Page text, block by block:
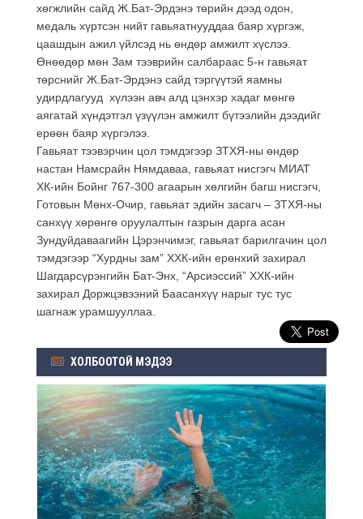
хөгжлийн сайд Ж.Бат-Эрдэнэ төрийн дээд одон,
медаль хүртсэн нийт гавьяатнууддаа баяр хүргэж,
цаашдын ажил үйлсэд нь өндөр амжилт хүслээ.
Өнөөдөр мөн Зам тээврийн салбараас 5-н гавьяат
төрснийг Ж.Бат-Эрдэнэ сайд тэргүүтэй яамны
удирдлагууд хүлээн авч алд цэнхэр хадаг мөнгө
аягатай хүндэтгэл үзүүлэн амжилт бүтээлийн дээдийг
ерөөн баяр хүргэлээ.
Гавьяат тээвэрчин цол тэмдэгээр ЗТХЯ-ны өндөр
настан Намсрайн Нямдаваа, гавьяат нисгэгч МИАТ
ХК-ийн Бойнг 767-300 агаарын хөлгийн багш нисгэгч,
Готовын Мөнх-Очир, гавьяат эдийн засагч – ЗТХЯ-ны
санхүү хөрөнгө оруулалтын газрын дарга асан
Зундуйдаваагийн Цэрэнчимэг, гавьяат барилгачин цол
тэмдэгээр “Хурдны зам” ХХК-ийн ерөнхий захирал
Шагдарсүрэнгийн Бат-Энх, “Арсиэссий” ХХК-ийн
захирал Доржцэвээний Баасанхүү нарыг тус тус
шагнаж урамшууллаа.
ХОЛБООТОЙ МЭДЭЭ